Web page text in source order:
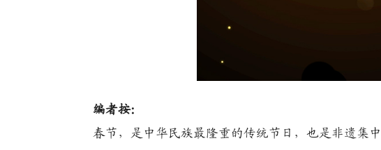
编者按：
春节，是中华民族最隆重的传统节日，也是非遗集